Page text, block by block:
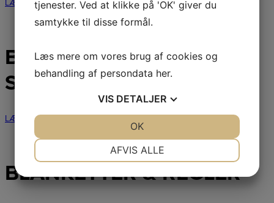
LÆS MERE
BEBOERHUSE &
SELSKABSLOKALER
LÆS MERE
BLANKETTER & REGLER
tjenester. Ved at klikke på 'OK' giver du
samtykke til disse formål.
Læs mere om vores brug af cookies og
behandling af persondata her.
VIS DETALJER
AFVIS ALLE
OK